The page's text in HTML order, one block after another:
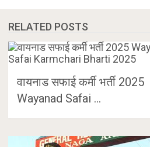
RELATED POSTS
वायनाड सफाई कर्मी भर्ती 2025
Wayanad Safai …